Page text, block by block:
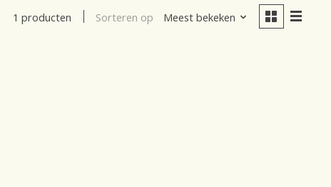
1 producten Sorteren op Meest bekeken